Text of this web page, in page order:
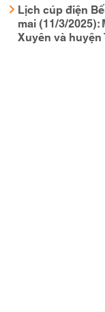
Lịch cúp điện
mai (11/3/
Xuyên và huyện